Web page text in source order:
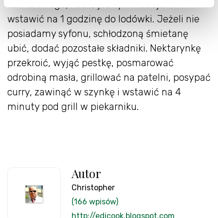
kucharskiego, nabić jednym nabojem i
wstawić na 1 godzinę do lodówki. Jeżeli nie
posiadamy syfonu, schłodzoną śmietanę
ubić, dodać pozostałe składniki. Nektarynkę
przekroić, wyjąć pestkę, posmarować
odrobiną masła, grillować na patelni, posypać
curry, zawinąć w szynkę i wstawić na 4
minuty pod grill w piekarniku.
Autor
Christopher
(166 wpisów)
http://edicook.blogspot.com